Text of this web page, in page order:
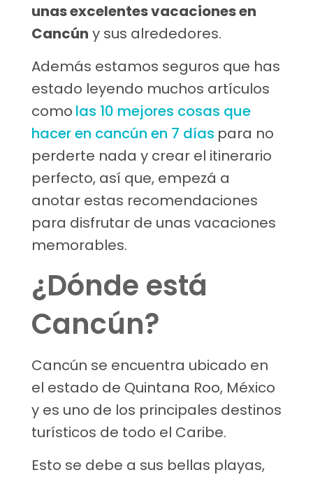
unas excelentes vacaciones en
Cancún y sus alrededores.
Además estamos seguros que has
estado leyendo muchos artículos
como las 10 mejores cosas que
hacer en cancún en 7 días para no
perderte nada y crear el itinerario
perfecto, así que, empezá a
anotar estas recomendaciones
para disfrutar de unas vacaciones
memorables.
¿Dónde está
Cancún?
Cancún se encuentra ubicado en
el estado de Quintana Roo, México
y es uno de los principales destinos
turísticos de todo el Caribe.
Esto se debe a sus bellas playas,